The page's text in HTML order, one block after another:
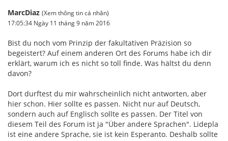
MarcDiaz (Xem thông tin cá nhân)
17:05:34 Ngày 11 tháng 9 năm 2016
Bist du noch vom Prinzip der fakultativen Präzision so
begeistert? Auf einem anderen Ort des Forums habe ich dir
erklärt, warum ich es nicht so toll finde. Was hältst du denn
davon?
Dort durftest du mir wahrscheinlich nicht antworten, aber
hier schon. Hier sollte es passen. Nicht nur auf Deutsch,
sondern auch auf Englisch sollte es passen. Der Titel von
diesem Teil des Forum ist ja "Über andere Sprachen". Lidepla
ist eine andere Sprache, sie ist kein Esperanto. Deshalb sollte